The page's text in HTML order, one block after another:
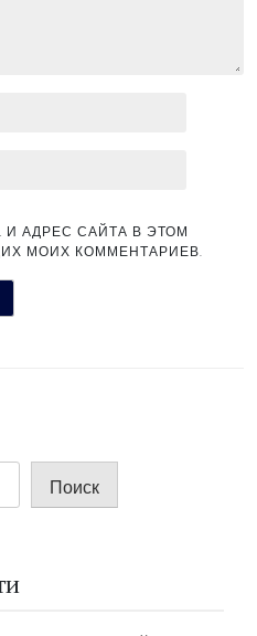
И АДРЕС САЙТА В ЭТОМ
МОИХ КОММЕНТАРИЕВ.
Поиск